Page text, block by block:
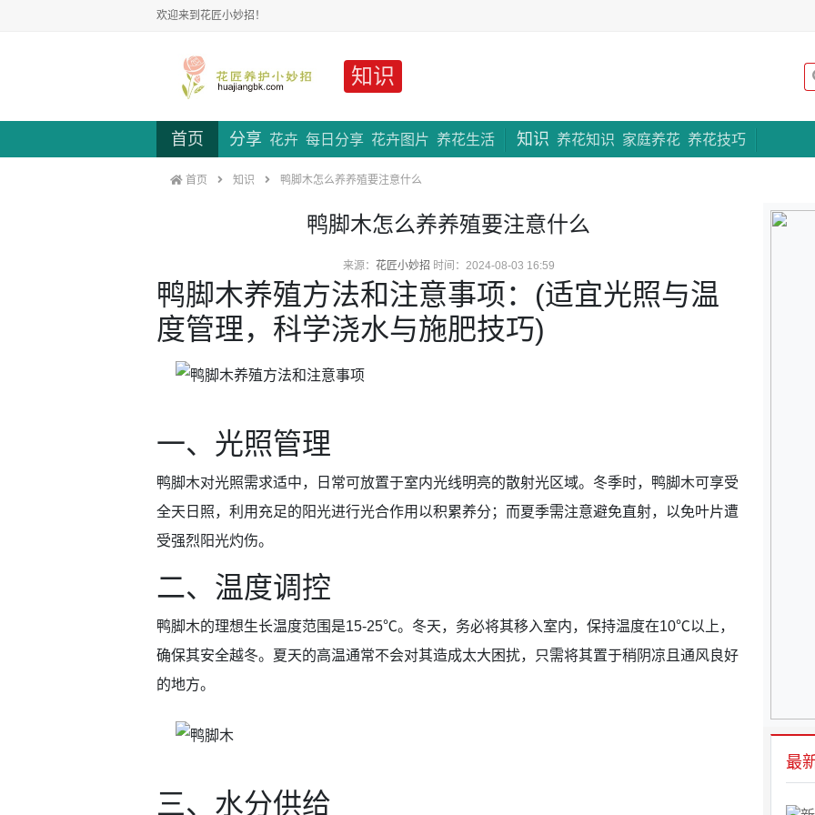
欢迎来到花匠小妙招！
知识
首页 分享 花卉 每日分享 花卉图片 养花生活 知识 养花知识 家庭养花 养花技巧专题策划
首页 知识 鸭脚木怎么养养殖要注意什么
鸭脚木怎么养养殖要注意什么
来源： 花匠小妙招 时间：2024-08-03 16:59
鸭脚木养殖方法和注意事项：(适宜光照与温
度管理，科学浇水与施肥技巧)
一、光照管理
鸭脚木对光照需求适中，日常可放置于室内光线明亮的散射光区域。冬季时，鸭脚木可享受
全天日照，利用充足的阳光进行光合作用以积累养分；而夏季需注意避免直射，以免叶片遭
受强烈阳光灼伤。
二、温度调控
鸭脚木的理想生长温度范围是15-25℃。冬天，务必将其移入室内，保持温度在10℃以上，
确保其安全越冬。夏天的高温通常不会对其造成太大困扰，只需将其置于稍阴凉且通风良好
的地方。
三、水分供给
最